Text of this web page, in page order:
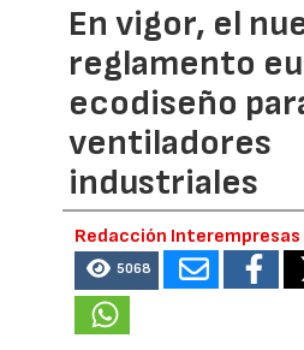
En vigor, el
reglamento
ecodiseño
ventiladores
industriales
Redacción Interempresas
5068